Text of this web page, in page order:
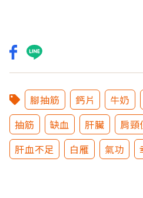
腳抽筋 鈣片 牛奶
抽筋
缺血 肝臟 肩頸
肝血不足
白雁 氣功